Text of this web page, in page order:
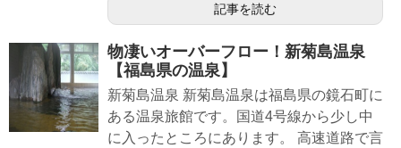
記事を読む
物凄いオーバーフロー！新菊島温泉
【福島県の温泉】
新菊島温泉 新菊島温泉は福島県の鏡石町に
ある温泉旅館です。国道4号線から少し中
に入ったところにあります。 高速道路で言